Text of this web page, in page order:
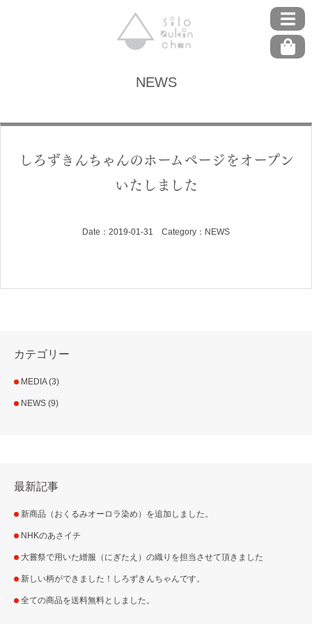
NEWS
しろずきんちゃんのホームページをオープン
いたしました
Date：2019-01-31 Category： NEWS
カテゴリー
MEDIA(3)
NEWS (9)
最新記事
新商品（おくるみオーロラ染め）を追加しました。
NHKのあさイチ
大嘗祭で用いた繒服（にぎたえ）の織りを担当させて頂きました
新しい柄ができました！しろずきんちゃんです。
全ての商品を送料無料としました。